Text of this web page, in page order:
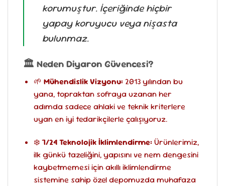
korumuştur. İçeriğinde hiçbir
yapay koruyucu veya nişasta
bulunmaz.
🏛️ Neden Diyaron Güvencesi?
🌱 Mühendislik Vizyonu:2013 yılından bu
yana, topraktan sofraya uzanan her
adımda sadece ahlaki ve teknik kriterlere
uyan en iyi tedarikçilerle çalışıyoruz.
❄️7/24 Teknolojik İklimlendirme:Ürünlerimiz,
ilk günkü tazeliğini, yapısını ve nem dengesini
kaybetmemesi için akıllı iklimlendirme
sistemine sahip özel depomuzda muhafaza